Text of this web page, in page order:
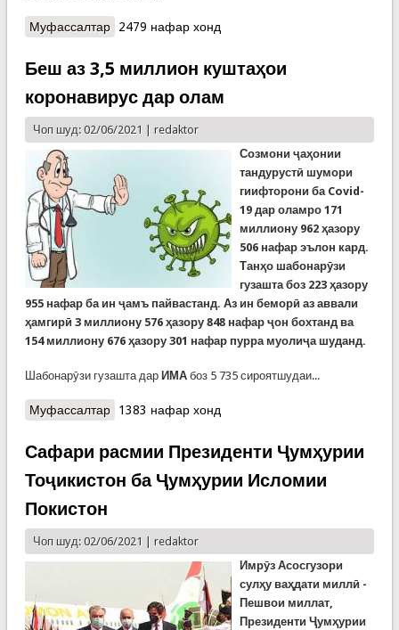
Муфассалтаро Ҳавои пурчангу хок дар кишвар. ЧӢ БОЯД
2479 нафар хонд
Беш аз 3,5 миллион куштаҳои
коронавирус дар олам
Чоп шуд: 02/06/2021 | redaktor
Созмони ҷаҳонии
тандурустӣ шумори
гиифторони ба Covid-
19 дар оламро 171
миллиону 962 ҳазору
506 нафар эълон кард.
Танҳо шабонарӯзи
гузашта боз 223 ҳазору
955 нафар ба ин ҷамъ пайвастанд. Аз ин беморӣ аз аввали
ҳамгирӣ 3 миллиону 576 ҳазору 848 нафар ҷон бохтанд ва
154 миллиону 676 ҳазору 301 нафар пурра муолиҷа шуданд.
Шабонарӯзи гузашта дар ИМАбоз 5 735 сироятшудаи...
Муфассалтаро Беш аз 3,5 миллион куштаҳои коронавирус дар
1383 нафар хонд
Сафари расмии Президенти Ҷумҳурии
Тоҷикистон ба Ҷумҳурии Исломии
Покистон
Чоп шуд: 02/06/2021 | redaktor
Имрӯз Асосгузори
сулҳу ваҳдати миллӣ -
Пешвои миллат,
Президенти Ҷумҳурии